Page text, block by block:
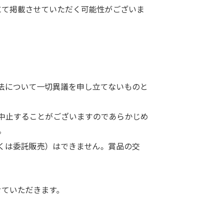
掲載させていただく可能性がございま
ついて一切異議を申し立てないものと
することがございますのであらかじめ
委託販売）はできません。賞品の交
いただきます。